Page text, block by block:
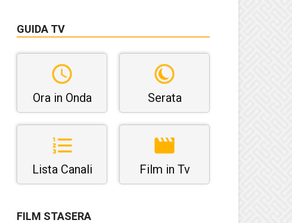
GUIDA TV
Ora in Onda Serata
Lista Canali Film in Tv
FILM STASERA